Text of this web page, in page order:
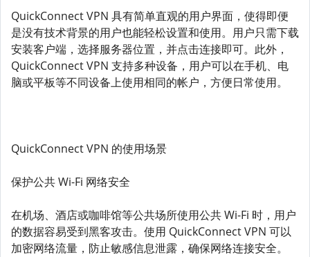
QuickConnect VPN 具有简单直观的用户界面，使得即便
是没有技术背景的用户也能轻松设置和使用。用户只需下载
安装客户端，选择服务器位置，并点击连接即可。此外，
QuickConnect VPN 支持多种设备，用户可以在手机、电
脑或平板等不同设备上使用相同的帐户，方便日常使用。
QuickConnect VPN 的使用场景
保护公共 Wi-Fi 网络安全
在机场、酒店或咖啡馆等公共场所使用公共 Wi-Fi 时，用户
的数据容易受到黑客攻击。使用 QuickConnect VPN 可以
加密网络流量，防止敏感信息泄露，确保网络连接安全。